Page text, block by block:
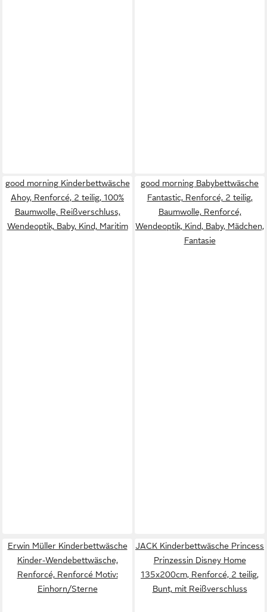
good morning Kinderbettwäsche
Ahoy, Renforcé, 2 teilig, 100%
Baumwolle, Reißverschluss,
Wendeoptik, Baby, Kind, Maritim
good morning Babybettwäsche
Fantastic, Renforcé, 2 teilig,
Baumwolle, Renforcé,
Wendeoptik, Kind, Baby, Mädchen,
Fantasie
Erwin Müller Kinderbettwäsche
Kinder-Wendebettwäsche,
Renforcé, Renforcé Motiv:
Einhorn/Sterne
JACK Kinderbettwäsche Princess
Prinzessin Disney Home
135x200cm, Renforcé, 2 teilig,
Bunt, mit Reißverschluss